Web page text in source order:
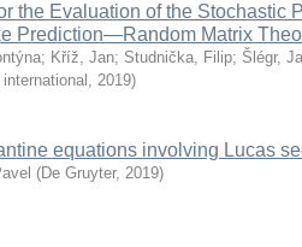
the Evaluation of the Stochastic
Prediction—Random Matrix
; Kříž, Jan; Studnička, Filip; Šlégr,
, 2019)
equations involving Lucas
(De Gruyter, 2019)